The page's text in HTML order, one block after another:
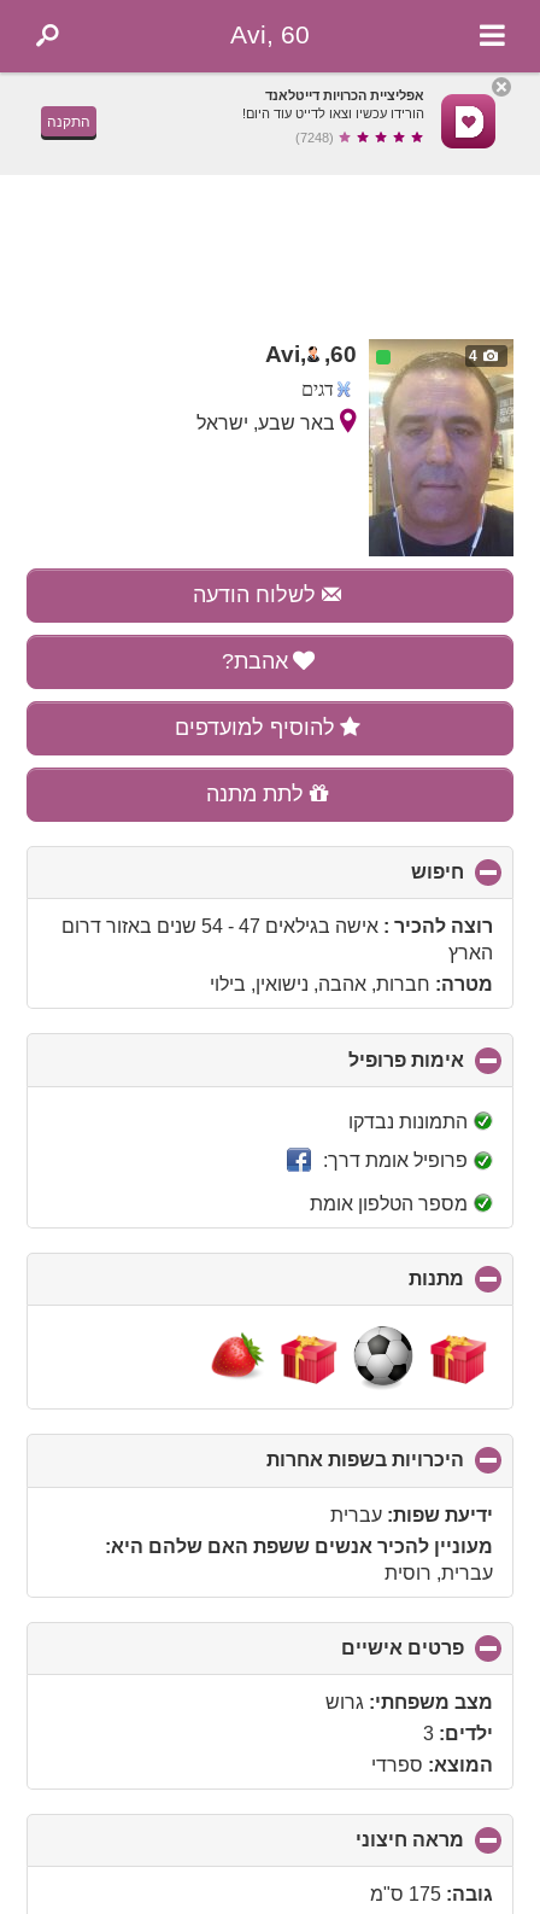
Avi, 60
אפליציית הכרויות דייטלאנד
הורידו עכשיו וצאו לדייט עוד היום!
(7248)
התקנה
4
Avi, ,60
דגים
באר שבע, ישראל
לשלוח הודעה
אהבת?
להוסיף למועדפים
לתת מתנה
חיפוש
to
collapseרוצה להכיר :אישה בגילאים 47 - 54 שנים באזור דרום
הארץ
מטרה: חברות, אהבה, נישואין, בילוי
אימות פרופיל
to
התמונות נבדקו
פרופיל אומת דרך:
מספר הטלפון אומת
מתנות
to
collapse
contents
היכרויות בשפות אחרות
to
ידיעת שפות: עברית
מעוניין להכיר אנשים ששפת האם שלהם היא:
עברית, רוסית
פרטים אישיים
to
collapse
מצב משפחתי: גרוש
ילדים: 3
המוצא: ספרדי
מראה חיצוני
to
גובה: 175 ס"מ